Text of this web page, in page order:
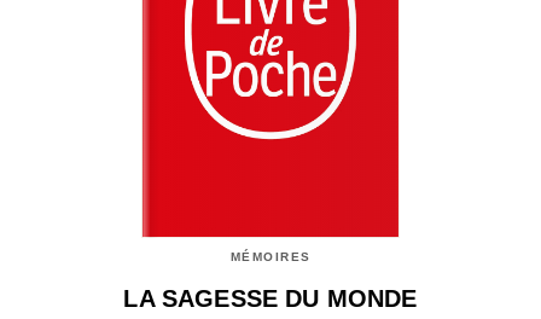
MÉMOIRES
LA SAGESSE DU MONDE